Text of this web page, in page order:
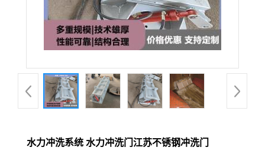
水力冲洗系统 水力冲洗门江苏不锈钢冲洗门